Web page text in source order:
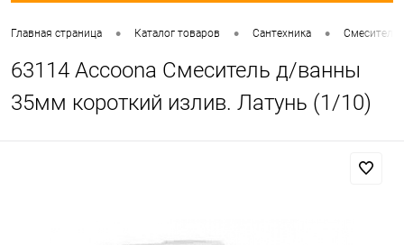
Главная страница • Каталог товаров • Сантехника • Смесители
63114 Accoona Смеситель д/ванны
35мм короткий излив. Латунь (1/10)